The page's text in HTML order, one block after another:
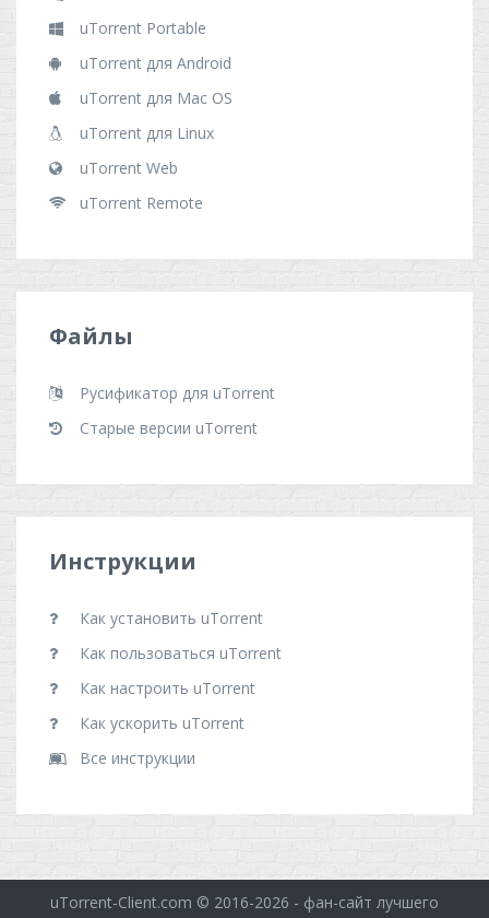
uTorrent Portable
uTorrent для Android
uTorrent для Mac OS
uTorrent для Linux
uTorrent Web
uTorrent Remote
Файлы
Русификатор для uTorrent
Старые версии uTorrent
Инструкции
Как установить uTorrent
Как пользоваться uTorrent
Как настроить uTorrent
Как ускорить uTorrent
Все инструкции
uTorrent-Client.com © 2016-2026 - фан-сайт лучшего